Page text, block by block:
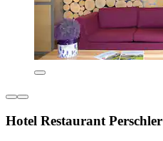
Hotel Restaurant Perschler